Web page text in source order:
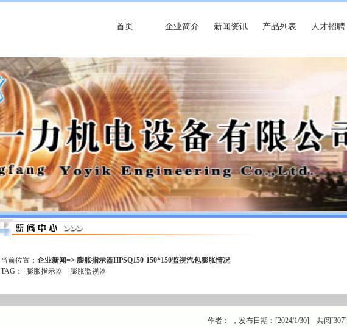
首页 企业简介 新闻资讯 产品列表 人才招聘
当前位置：企业新闻=> 膨胀指示器HPSQ150-150*150​监视汽包膨胀情况​
TAG： 膨胀指示器
膨胀​监视器
作者： ，发布日期：[2024/1/30] 共阅